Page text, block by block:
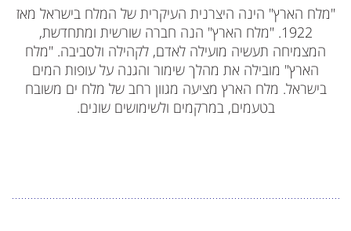
"מלח הארץ" הינה היצרנית העיקרית של המלח בישראל מאז
1922. "מלח הארץ" הנה חברה שורשית ומתחדשת,
המצמיחה תעשיה מועילה לאדם, לקהילה ולסביבה. "מלח
הארץ" מובילה את מהלך שימור והגנה על עופות המים
בישראל. מלח הארץ מציעה מגוון רחב של מלח ים משובח
בטעמים, במרקמים ולשימושים שונים.